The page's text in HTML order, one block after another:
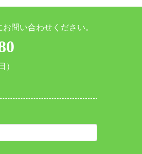
問い合わせください。
）